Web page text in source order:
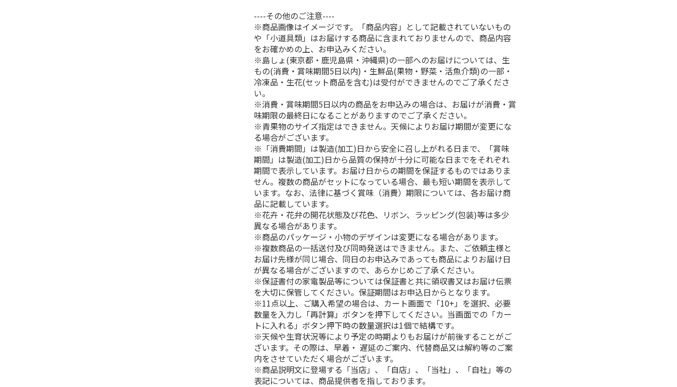
----その他のご注意----
※商品画像はイメージです。「商品内容」として記載されていないもの
や「小道具類」はお届けする商品に含まれておりませんので、商品内容
をお確かめの上、お申込みください。
※島しょ(東京都・鹿児島県・沖縄県)の一部へのお届けについては、生
もの(消費・賞味期間5日以内)・生鮮品(果物・野菜・活魚介類)の一部・
冷凍品・生花(セット商品を含む)は受付ができませんのでご了承くださ
い。
※消費・賞味期間5日以内の商品をお申込みの場合は、お届けが消費・賞
味期限の最終日になることがありますのでご了承ください。
※青果物のサイズ指定はできません。天候によりお届け期間が変更にな
る場合がございます。
※「消費期間」は製造(加工)日から安全に召し上がれる日まで、「賞味
期間」は製造(加工)日から品質の保持が十分に可能な日までをそれぞれ
期間で表示しています。お届け日からの期間を保証するものではありま
せん。複数の商品がセットになっている場合、最も短い期間を表示して
います。なお、法律に基づく賞味（消費）期限については、各お届け商
品に記載しています。
※花卉・花弁の開花状態及び花色、リボン、ラッピング(包装)等は多少
異なる場合があります。
※商品のパッケージ・小物のデザインは変更になる場合があります。
※複数商品の一括送付及び同時発送はできません。また、ご依頼主様と
お届け先様が同じ場合、同日のお申込みであっても商品によりお届け日
が異なる場合がございますので、あらかじめご了承ください。
※保証書付の家電製品等については保証書と共に領収書又はお届け伝票
を大切に保管してください。保証期間はお申込日からとなります。
※11点以上、ご購入希望の場合は、カート画面で「10+」を選択、必要
数量を入力し「再計算」ボタンを押下してください。当画面での「カー
トに入れる」ボタン押下時の数量選択は1個で結構です。
※天候や生育状況等により予定の時期よりもお届けが前後することがご
ざいます。その際は、早着・ 遅延のご案内、代替商品又は解約等のご案
内をさせていただく場合がございます。
※商品説明文に登場する「当店」、「自店」、「当社」、「自社」等の
表記については、商品提供者を指しております。